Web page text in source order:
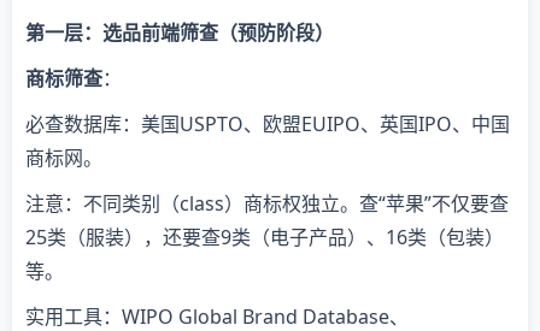
​第一层：选品前端筛查（预防阶段）​
​商标筛查​​：
必查数据库：美国USPTO、欧盟EUIPO、英国IPO、中国
商标网。
注意：不同类别（class）商标权独立。查“苹果”不仅要查
25类（服装），还要查9类（电子产品）、16类（包装）
等。
实用工具：WIPO Global Brand Database、